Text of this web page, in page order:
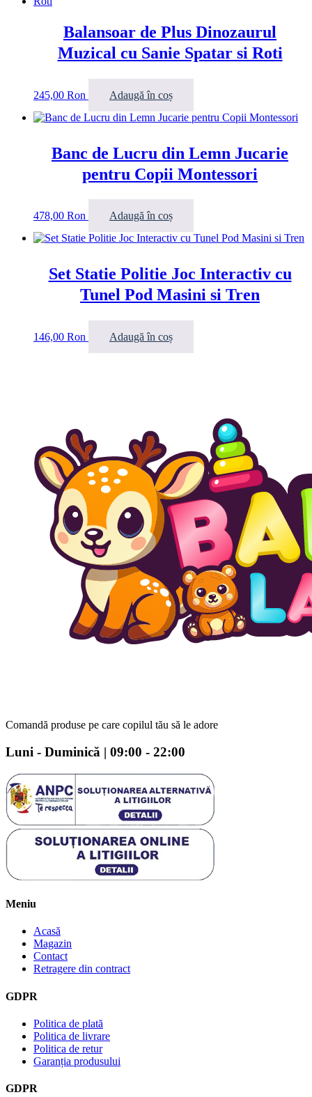
Balansoar de Plus Dinozaurul
Muzical cu Sanie Spatar si Roti
245,00 Ron Adaugă în coș
Banc de Lucru din Lemn Jucarie
pentru Copii Montessori
478,00 Ron Adaugă în coș
Set Statie Politie Joc Interactiv cu
Tunel Pod Masini si Tren
146,00 Ron Adaugă în coș
Comandă produse pe care copilul tău să le adore
Luni - Duminică | 09:00 - 22:00
Meniu
Acasă
Magazin
Contact
Retragere din contract
GDPR
Politica de plată
Politica de livrare
Politica de retur
Garanția produsului
GDPR